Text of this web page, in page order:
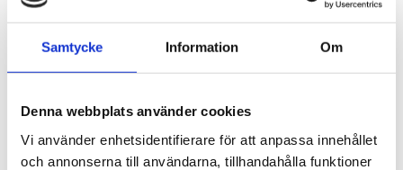
Samtycke Information Om
Denna webbplats använder cookies
Vi använder enhetsidentifierare för att anpassa innehållet
och annonserna till användarna, tillhandahålla funktioner
Beskrivning
Ytgivare typ Pt1000 med kontaktdon för anslutning till
Comets instrument med Cinch-kontakt.
STÄLL EN FRÅGA OM PRODUKTEN